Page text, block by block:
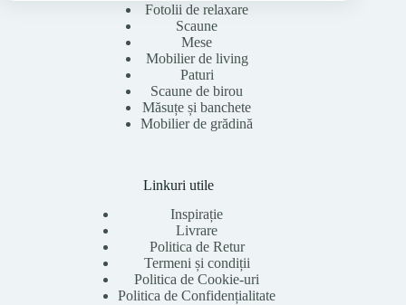
Fotolii de relaxare
Scaune
Mese
Mobilier de living
Paturi
Scaune de birou
Măsuțe și banchete
Mobilier de grădină
Linkuri utile
Inspirație
Livrare
Politica de Retur
Termeni și condiții
Politica de Cookie-uri
Politica de Confidențialitate